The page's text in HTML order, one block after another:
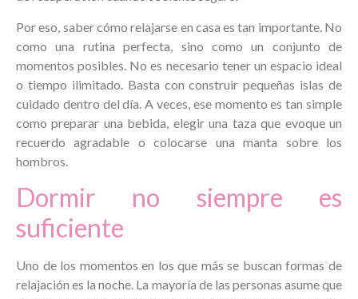
Por eso, saber cómo relajarse en casa es tan importante. No
como una rutina perfecta, sino como un conjunto de
momentos posibles. No es necesario tener un espacio ideal
o tiempo ilimitado. Basta con construir pequeñas islas de
cuidado dentro del día. A veces, ese momento es tan simple
como preparar una bebida, elegir una taza que evoque un
recuerdo agradable o colocarse una manta sobre los
hombros.
Dormir no siempre es
suficiente
Uno de los momentos en los que más se buscan formas de
relajación es la noche. La mayoría de las personas asume que